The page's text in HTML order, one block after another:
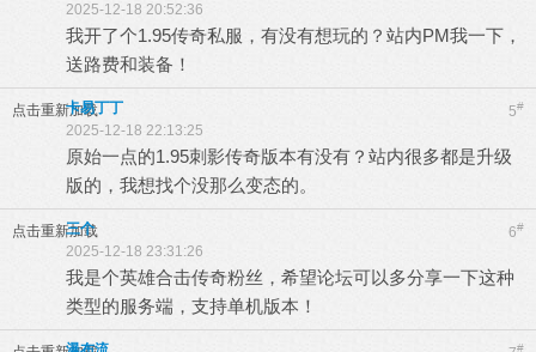
2025-12-18 20:52:36
我开了个1.95传奇私服，有没有想玩的？站内PM我一下，
送路费和装备！
点击重新加载 5#
卡易丁丁
2025-12-18 22:13:25
原始一点的1.95刺影传奇版本有没有？站内很多都是升级
版的，我想找个没那么变态的。
点击重新加载 6#
三个
2025-12-18 23:31:26
我是个英雄合击传奇粉丝，希望论坛可以多分享一下这种
类型的服务端，支持单机版本！
#